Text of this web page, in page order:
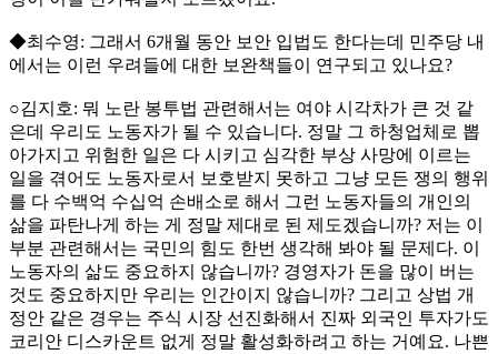
◆최수영: 그래서 6개월 동안 보안 입법도 한다는데 민주당 내
에서는 이런 우려들에 대한 보완책들이 연구되고 있나요?
○김지호: 뭐 노란 봉투법 관련해서는 여야 시각차가 큰 것 같
은데 우리도 노동자가 될 수 있습니다. 정말 그 하청업체로 뽑
아가지고 위험한 일은 다 시키고 심각한 부상 사망에 이르는
일을 겪어도 노동자로서 보호받지 못하고 그냥 모든 쟁의 행위
를 다 수백억 수십억 손배소로 해서 그런 노동자들의 개인의
삶을 파탄나게 하는 게 정말 제대로 된 제도겠습니까? 저는 이
부분 관련해서는 국민의 힘도 한번 생각해 봐야 될 문제다. 이
노동자의 삶도 중요하지 않습니까? 경영자가 돈을 많이 버는
것도 중요하지만 우리는 인간이지 않습니까? 그리고 상법 개
정안 같은 경우는 주식 시장 선진화해서 진짜 외국인 투자가도
코리안 디스카운트 없게 정말 활성화하려고 하는 거예요. 나쁜